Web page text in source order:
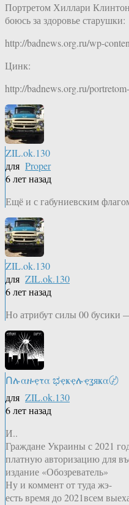
Портретом Хиллари
боюсь за здоровье старушки:
http://badnews.org.ru/wp-
Цинк:
http://badnews.org.ru/
ZIL.ok.130
для Proper
6 лет назад
Ещё и с габуниевским
ZIL.ok.130
для ZIL.ok.130
6 лет назад
Но атрибут силы 00 бусики
Ոሉαዙҿτα ಭҿҝҿሉҿʓяҝα〄
для ZIL.ok.130
6 лет назад
И..
Граждане Украины с 2021
платную авторизацию для
издание «Обозреватель»
Ну и коммент от туда жэ-
есть время до 2021всем